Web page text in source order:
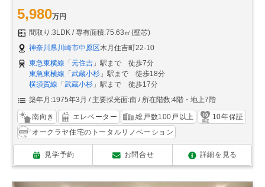
5,980万円
間取り:3LDK
専有面積:75.63㎡(壁芯)
神奈川県川崎市中原区木月住吉町22-10
東急東横線 「元住吉 」駅まで 徒歩7分
東急東横線 「武蔵小杉 」駅まで 徒歩18分
横須賀線 「武蔵小杉 」駅まで 徒歩17分
築年月:1975年3月
主要採光面:南 所在階数:4階・地上7階
南向き エレベーター 総戸数100戸以上
10年保証
オークラヤ住宅のトータルリノベーション
見学予約 お問合せ 詳細を見る